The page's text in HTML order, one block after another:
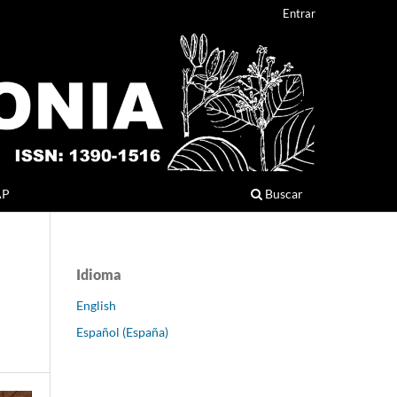
Buscar
Entrar
Idioma
English
Español (España)